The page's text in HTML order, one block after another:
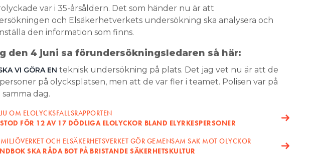
var i 35-årsåldern. Det som händer nu är att
och Elsäkerhetverkets undersökning ska analysera och
den information som finns.
den 4 juni sa förundersökningsledaren så här:
VI GÖRA EN teknisk undersökning på plats. Det jag vet nu är att de
på olycksplatsen, men att de var fler i teamet. Polisen var på
dag.
OM ELOLYCKSFALLSRAPPORTEN
FÖR 12 AV 17 DÖDLIGA ELOLYCKOR BLAND ELYRKESPERSONER
OCH ELSÄKERHETSVERKET GÖR GEMENSAM SAK MOT OLYCKOR
SKA RÅDA BOT PÅ BRISTANDE SÄKERHETSKULTUR